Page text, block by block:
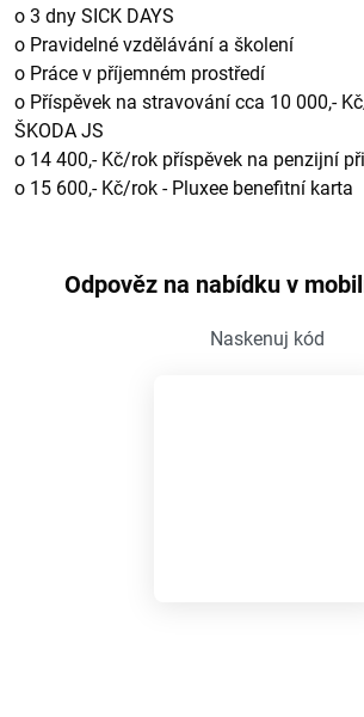
o 3 dny SICK DAYS
o Pravidelné vzdělávání a školení
o Práce v příjemném prostředí
o Příspěvek na stravování cca 10 000,-
ŠKODA JS
o 14 400,- Kč/rok příspěvek na penzijní
o 15 600,- Kč/rok - Pluxee benefitní karta
Odpověz na nabídku v
Naskenuj kód